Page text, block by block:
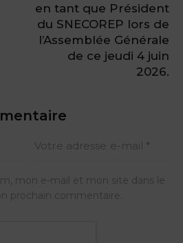
en tant que Président
du SNECOREP lors de
l’Assemblée Générale
de ce jeudi 4 juin
2026.
mon e-mail et mon site dans le
prochain commentaire.